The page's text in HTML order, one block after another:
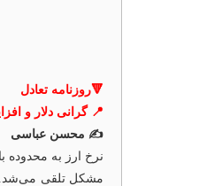
🔻روزنامه تعادل
📍 گرانی دلار و
✍️ محسن عباسی
مشکل تلقی می‌شد.